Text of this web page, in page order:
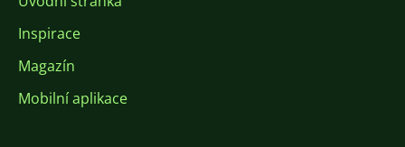
Inspirace
Magazín
Mobilní aplikace